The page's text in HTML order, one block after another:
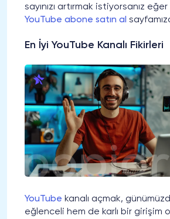
sayınızı artırmak istiyorsanız
YouTube abone satın al
En İyi YouTube Kanalı Fikirleri
YouTube kanalı açmak,
eğlenceli hem de karlı bir girişim